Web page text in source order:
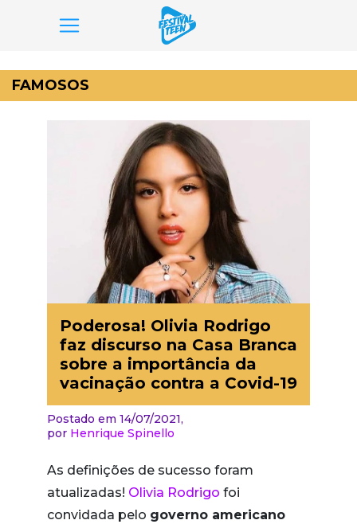
para
o
FAMOSOS
Poderosa! Olivia Rodrigo
faz discurso na Casa Branca
sobre a importância da
vacinação contra a Covid-19
Postado em 14/07/2021,
por Henrique Spinello
As definições de sucesso foram
atualizadas! Olivia Rodrigo foi
convidada pelo governo americano